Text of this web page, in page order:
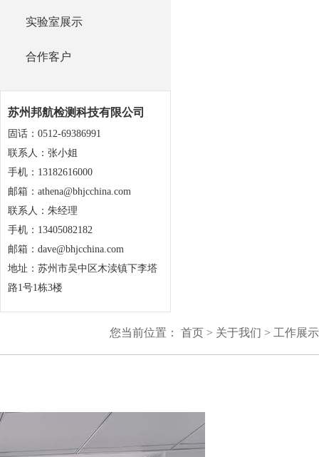
实验室展示
合作客户
苏州邦航检测科技有限公司
固话：0512-69386991
联系人：张小姐
手机：13182616000
邮箱：athena@bhjcchina.com
联系人：朱经理
手机：13405082182
邮箱：dave@bhjcchina.com
地址：苏州市吴中区木渎镇下李塔
路1号1栋3楼
您当前位置： 首页 > 关于我们 > 工作展示